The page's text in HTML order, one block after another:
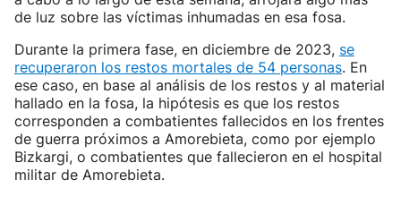
de luz sobre las víctimas inhumadas en esa fosa.
Durante la primera fase, en diciembre de 2023, se
recuperaron los restos mortales de 54 personas. En
ese caso, en base al análisis de los restos y al material
hallado en la fosa, la hipótesis es que los restos
corresponden a combatientes fallecidos en los frentes
de guerra próximos a Amorebieta, como por ejemplo
Bizkargi, o combatientes que fallecieron en el hospital
militar de Amorebieta.